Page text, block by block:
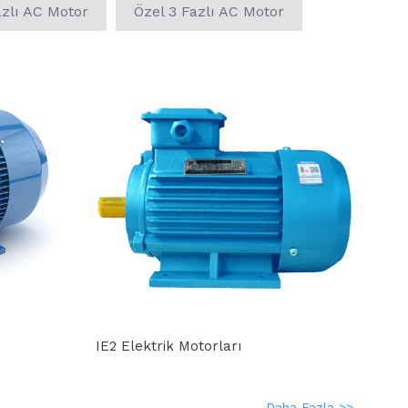
AC Motor Özel 3 Fazlı AC Motor
IE2 Elektrik Motorları